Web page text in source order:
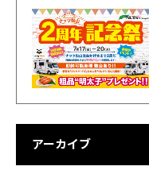
アーカイブ